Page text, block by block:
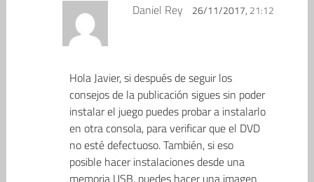
Daniel Rey 26/11/2017, 21:12
Hola Javier, si después de seguir los
consejos de la publicación sigues sin poder
instalar el juego puedes probar a instalarlo
en otra consola, para verificar que el DVD
no esté defectuoso. También, si eso
posible hacer instalaciones desde una
memoria USB, puedes hacer una imagen